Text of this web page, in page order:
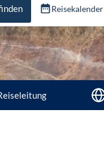
Reisekalender